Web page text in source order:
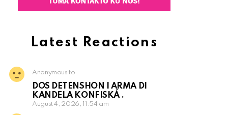
Latest Reactions
Anonymous to
DOS DETENSHON I ARMA DI
KANDELA KONFISKÁ .
August 4, 2026, 11:54 am